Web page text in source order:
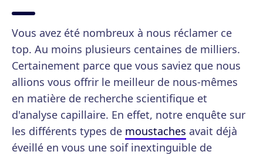
Vous avez été nombreux à nous réclamer ce
top. Au moins plusieurs centaines de milliers.
Certainement parce que vous saviez que nous
allions vous offrir le meilleur de nous-mêmes
en matière de recherche scientifique et
d'analyse capillaire. En effet, notre enquête sur
les différents types de moustaches avait déjà
éveillé en vous une soif inextinguible de